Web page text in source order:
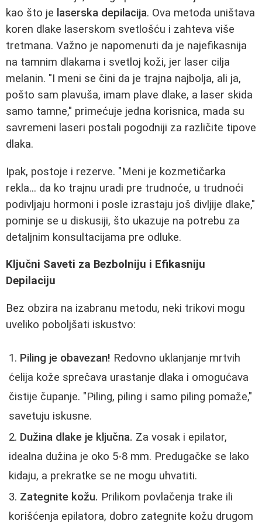
kao što je laserska depilacija. Ova metoda uništava
koren dlake laserskom svetlošću i zahteva više
tretmana. Važno je napomenuti da je najefikasnija
na tamnim dlakama i svetloj koži, jer laser cilja
melanin. "I meni se čini da je trajna najbolja, ali ja,
pošto sam plavuša, imam plave dlake, a laser skida
samo tamne," primećuje jedna korisnica, mada su
savremeni laseri postali pogodniji za različite tipove
dlaka.
Ipak, postoje i rezerve. "Meni je kozmetičarka
rekla... da ko trajnu uradi pre trudnoće, u trudnoći
podivljaju hormoni i posle izrastaju još divljije dlake,"
pominje se u diskusiji, što ukazuje na potrebu za
detaljnim konsultacijama pre odluke.
Ključni Saveti za Bezbolniju i Efikasniju
Depilaciju
Bez obzira na izabranu metodu, neki trikovi mogu
uveliko poboljšati iskustvo:
Piling je obavezan! Redovno uklanjanje mrtvih
ćelija kože sprečava urastanje dlaka i omogućava
čistije čupanje. "Piling, piling i samo piling pomaže,"
savetuju iskusne.
Dužina dlake je ključna. Za vosak i epilator,
idealna dužina je oko 5-8 mm. Predugačke se lako
kidaju, a prekratke se ne mogu uhvatiti.
Zategnite kožu. Prilikom povlačenja trake ili
korišćenja epilatora, dobro zategnite kožu drugom